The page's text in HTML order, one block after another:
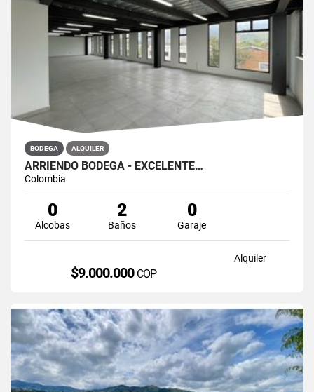
BODEGA ALQUILER
ARRIENDO BODEGA - EXCELENTE…
Colombia
0
Alcobas
2
Baños
0
Garaje
Alquiler
$9.000.000 COP